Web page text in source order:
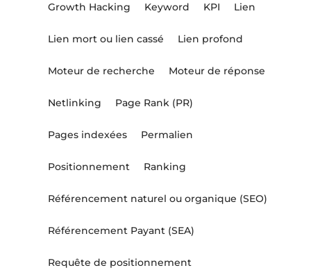
Growth Hacking Keyword KPI Lien
Lien mort ou lien cassé Lien profond
Moteur de recherche Moteur de réponse
Netlinking Page Rank (PR)
Pages indexées Permalien
Positionnement Ranking
Référencement naturel ou organique (SEO)
Référencement Payant (SEA)
Requête de positionnement